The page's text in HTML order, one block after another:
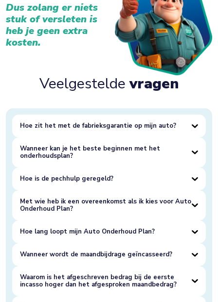
Dus zolang er niets
stuk of versleten is
heb je geen extra
kosten.
Veelgesteldevragen
Hoe zit het met de fabrieksgarantie op mijn auto?
Wanneer kan je het beste beginnen met het
onderhoudsplan?
Hoe is de pechhulp geregeld?
Met wie heb ik een overeenkomst als ik kies voor Auto
Onderhoud Plan?
Hoe lang loopt mijn Auto Onderhoud Plan?
Wanneer wordt de maandbijdrage geïncasseerd?
Waarom is het afgeschreven bedrag bij de eerste
incasso hoger dan het afgesproken maandbedrag?